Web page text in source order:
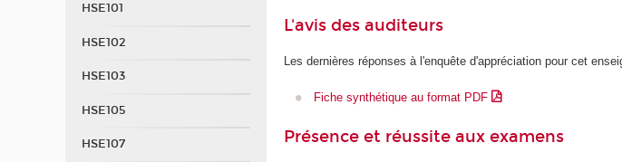
L'avis des auditeurs
Les dernières réponses à l'enquête d'appréciation pour cet
Fiche synthétique au format PDF
Présence et réussite aux examens
HSE101
HSE102
HSE103
HSE105
HSE107